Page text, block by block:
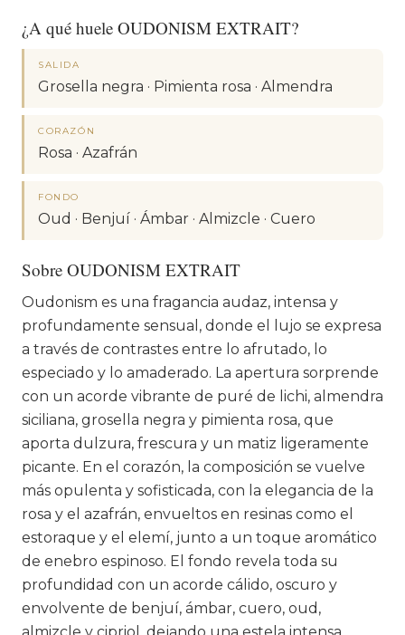
¿A qué huele OUDONISM EXTRAIT?
SALIDA
Grosella negra · Pimienta rosa · Almendra
CORAZÓN
Rosa · Azafrán
FONDO
Oud · Benjuí · Ámbar · Almizcle · Cuero
Sobre OUDONISM EXTRAIT
Oudonism es una fragancia audaz, intensa y
profundamente sensual, donde el lujo se expresa
a través de contrastes entre lo afrutado, lo
especiado y lo amaderado. La apertura sorprende
con un acorde vibrante de puré de lichi, almendra
siciliana, grosella negra y pimienta rosa, que
aporta dulzura, frescura y un matiz ligeramente
picante. En el corazón, la composición se vuelve
más opulenta y sofisticada, con la elegancia de la
rosa y el azafrán, envueltos en resinas como el
estoraque y el elemí, junto a un toque aromático
de enebro espinoso. El fondo revela toda su
profundidad con un acorde cálido, oscuro y
envolvente de benjuí, ámbar, cuero, oud,
almizcle y cipriol, dejando una estela intensa,